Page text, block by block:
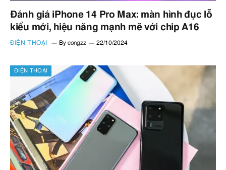
Đánh giá iPhone 14 Pro Max: màn hình đục lỗ
kiểu mới, hiệu năng mạnh mẽ với chip A16
ĐIỆN THOẠI By congzz 22/10/2024
ĐIỆN THOẠI